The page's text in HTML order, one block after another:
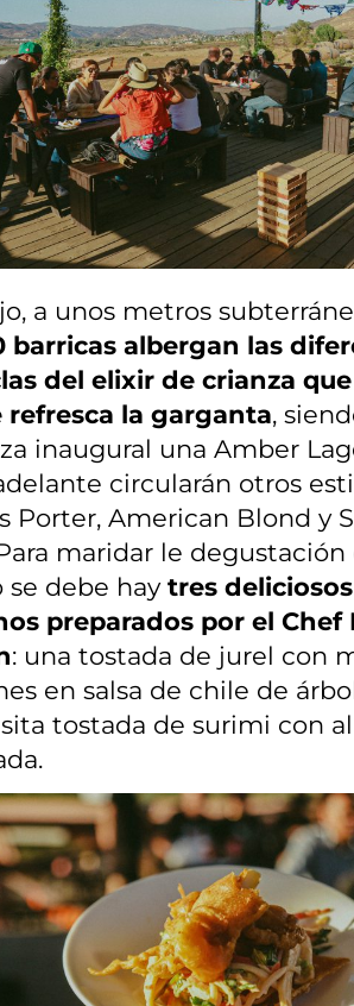
a unos metros
barricas albergan las
del elixir de crianza
refresca la garganta,
inaugural una Amber
circularán otros
Porter, American Blond y
maridar le degustación
se debe haytres
preparados por el Chef
: una tostada de jurel con
en salsa de chile de
tostada de surimi con